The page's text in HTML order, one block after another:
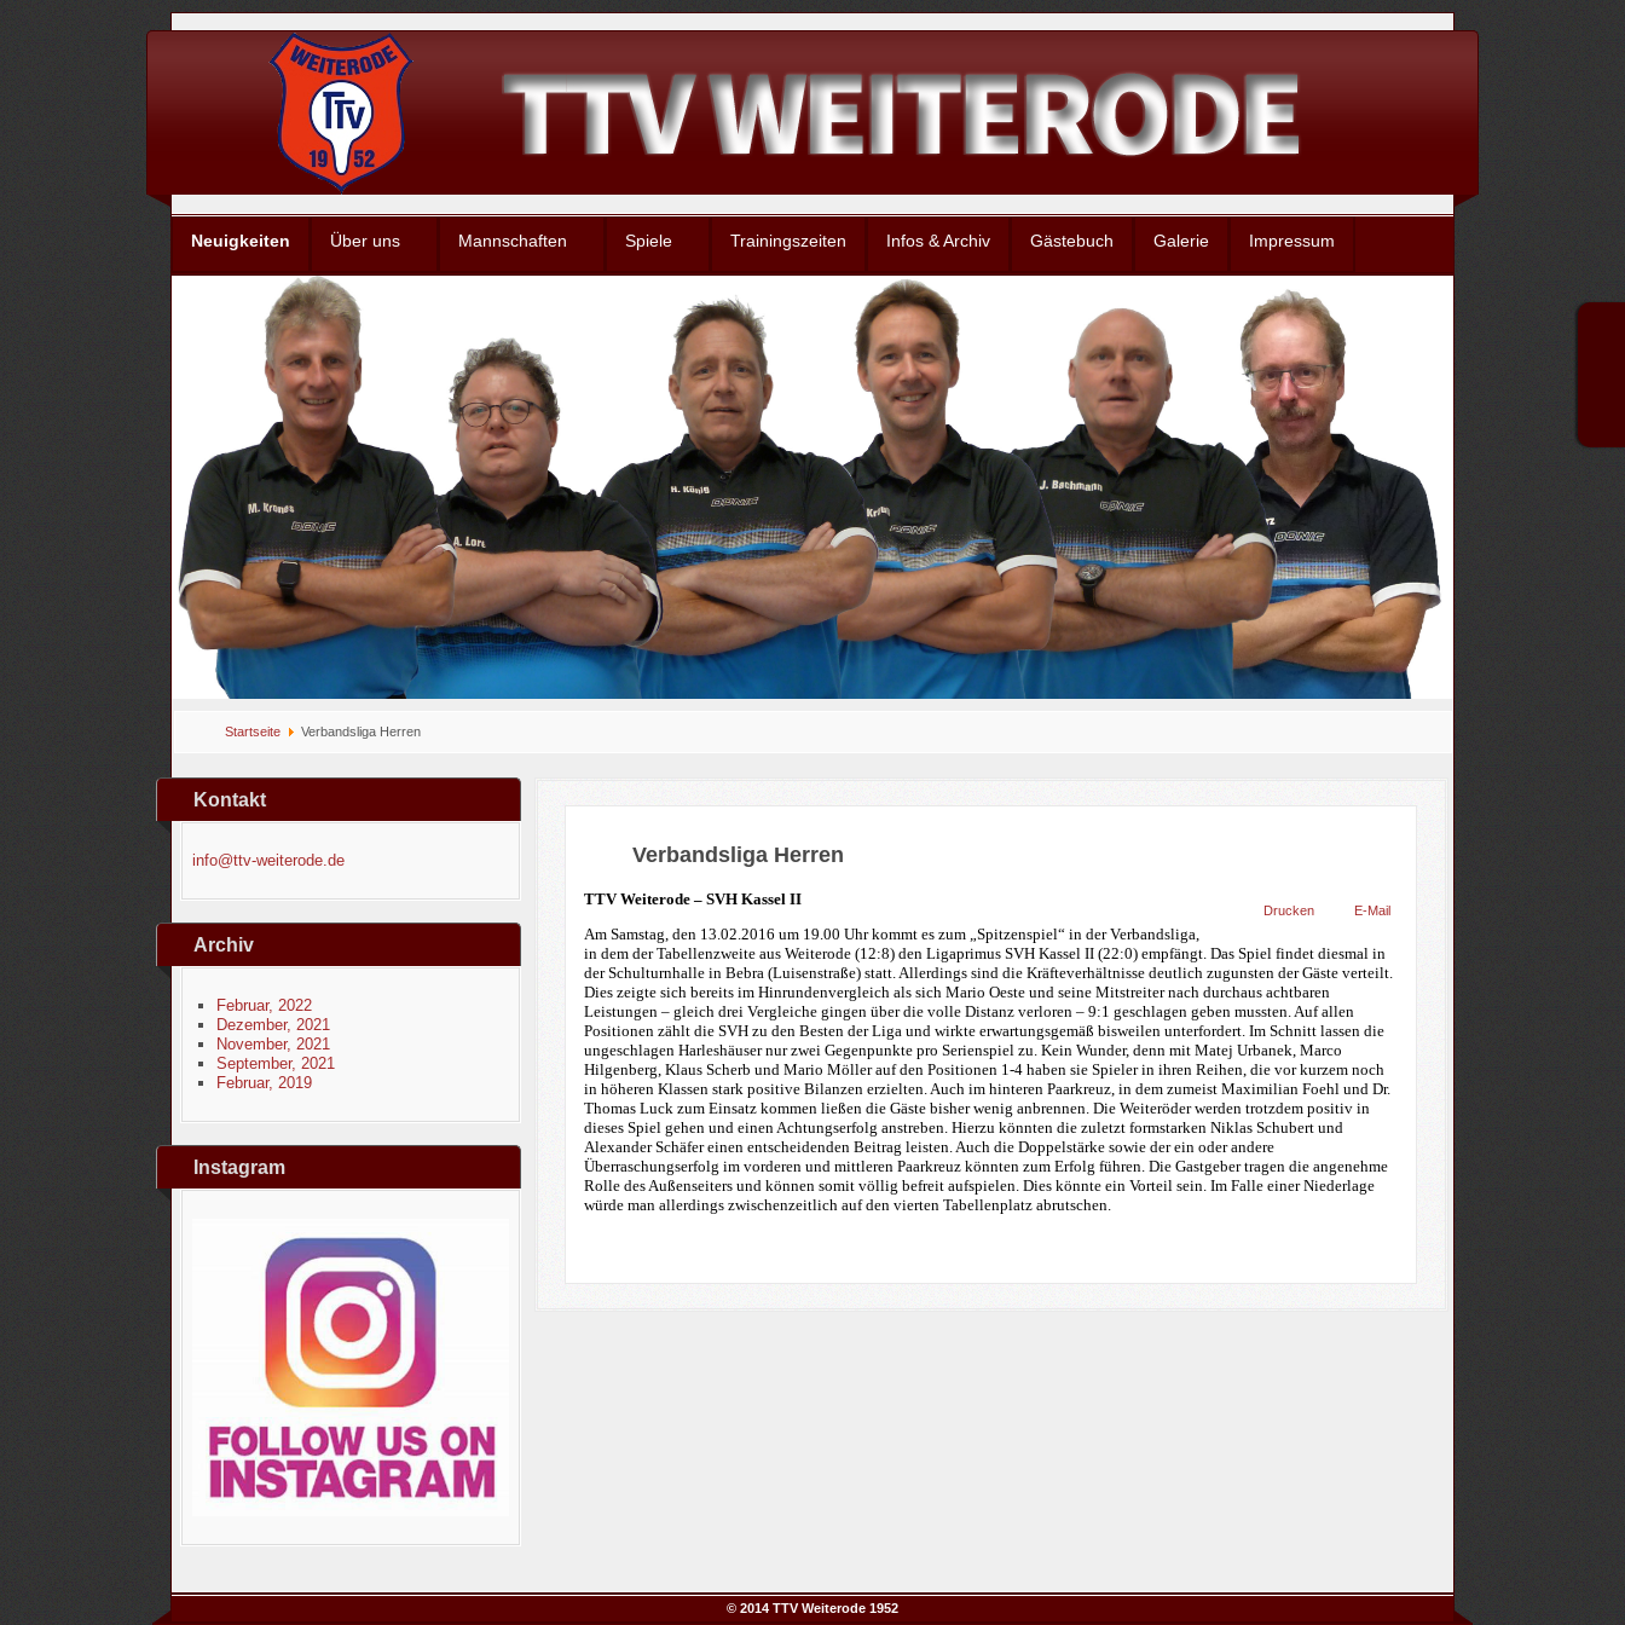
Neuigkeiten Über uns Mannschaften Spiele Trainingszeiten Infos & Archiv Gästebuch Galerie Impressum
Startseite Verbandsliga Herren
Kontakt
info@ttv-weiterode.de
Archiv
Februar, 2022
Dezember, 2021
November, 2021
September, 2021
Februar, 2019
Instagram
Verbandsliga Herren
Drucken E-Mail
TTV Weiterode – SVH Kassel II
Am Samstag, den 13.02.2016 um 19.00 Uhr kommt es zum „Spitzenspiel“ in der Verbandsliga,
in dem der Tabellenzweite aus Weiterode (12:8) den Ligaprimus SVH Kassel II (22:0) empfängt. Das Spiel findet diesmal in
der Schulturnhalle in Bebra (Luisenstraße) statt. Allerdings sind die Kräfteverhältnisse deutlich zugunsten der Gäste verteilt.
Dies zeigte sich bereits im Hinrundenvergleich als sich Mario Oeste und seine Mitstreiter nach durchaus achtbaren
Leistungen – gleich drei Vergleiche gingen über die volle Distanz verloren – 9:1 geschlagen geben mussten. Auf allen
Positionen zählt die SVH zu den Besten der Liga und wirkte erwartungsgemäß bisweilen unterfordert. Im Schnitt lassen die
ungeschlagen Harleshäuser nur zwei Gegenpunkte pro Serienspiel zu. Kein Wunder, denn mit Matej Urbanek, Marco
Hilgenberg, Klaus Scherb und Mario Möller auf den Positionen 1-4 haben sie Spieler in ihren Reihen, die vor kurzem noch
in höheren Klassen stark positive Bilanzen erzielten. Auch im hinteren Paarkreuz, in dem zumeist Maximilian Foehl und Dr.
Thomas Luck zum Einsatz kommen ließen die Gäste bisher wenig anbrennen. Die Weiteröder werden trotzdem positiv in
dieses Spiel gehen und einen Achtungserfolg anstreben. Hierzu könnten die zuletzt formstarken Niklas Schubert und
Alexander Schäfer einen entscheidenden Beitrag leisten. Auch die Doppelstärke sowie der ein oder andere
Überraschungserfolg im vorderen und mittleren Paarkreuz könnten zum Erfolg führen. Die Gastgeber tragen die angenehme
Rolle des Außenseiters und können somit völlig befreit aufspielen. Dies könnte ein Vorteil sein. Im Falle einer Niederlage
würde man allerdings zwischenzeitlich auf den vierten Tabellenplatz abrutschen.
© 2014 TTV Weiterode 1952